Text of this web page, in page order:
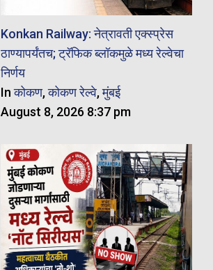
Konkan Railway: नेत्रावती एक्स्प्रेस
ठाण्यापर्यंतच; ट्रॅफिक ब्लॉकमुळे मध्य रेल्वेचा
निर्णय
Inकोकण,कोकण रेल्वे,मुंबई
August 8, 2026 8:37 pm